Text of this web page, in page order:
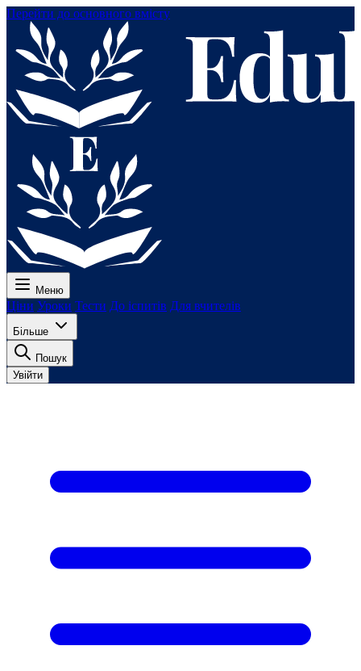
Перейти до основного вмісту
Меню
Ціни Уроки Тести До іспитів Для вчителів
Більше
Пошук
Увійти